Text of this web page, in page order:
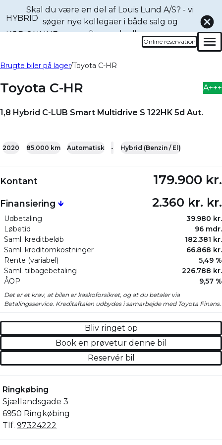
Skal du være en del af Louis Lund A/S? - vi
søger nye kollegaer i både salg og
eftermarked!
Online reservation
Bliv ringet op
Brugte biler på lager Toyota C-HR
Toyota C-HR
1,8 Hybrid C-LUB Smart Multidrive S 122HK 5d Aut.
A+++
HYBRID
KØB ONLINE
+20
2020 85.000 km Automatisk - Hybrid (Benzin / El)
Kontant 179.900 kr.
Finansiering 🡻 2.360 kr. kr.
Udbetaling
39.980 kr.
Løbetid
96 mdr.
Saml. kreditbeløb
182.381 kr.
Saml. kreditomkostninger
66.868 kr.
Rente (variabel)
5,49 %
Saml. tilbagebetaling
226.788 kr.
ÅOP
9,57 %
Det er et krav, at bilen er kaskoforsikret, og at du betaler via
Betalingsservice. Kreditaftalen udbydes i samarbejde med Toyota Finans.
Bliv ringet op
Book en prøvetur denne bil
Reservér bil
Ringkøbing
Sjællandsgade 3
6950 Ringkøbing
Tlf.97324222